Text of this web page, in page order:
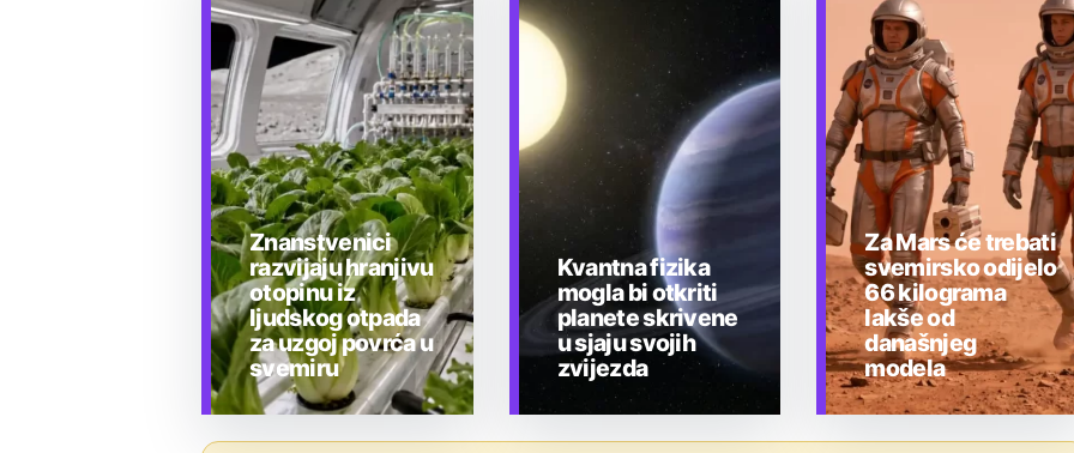
Znanstvenici
razvijaju hranjivu
otopinu iz
ljudskog otpada
za uzgoj povrća u
svemiru
Kvantna fizika
mogla bi otkriti
planete skrivene
u sjaju svojih
zvijezda
Za Mars će trebati
svemirsko odijelo
66 kilograma
lakše od
današnjeg
modela